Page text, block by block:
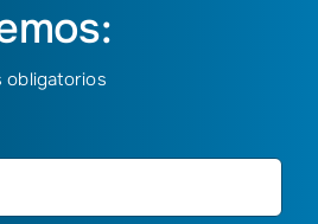
obligatorios